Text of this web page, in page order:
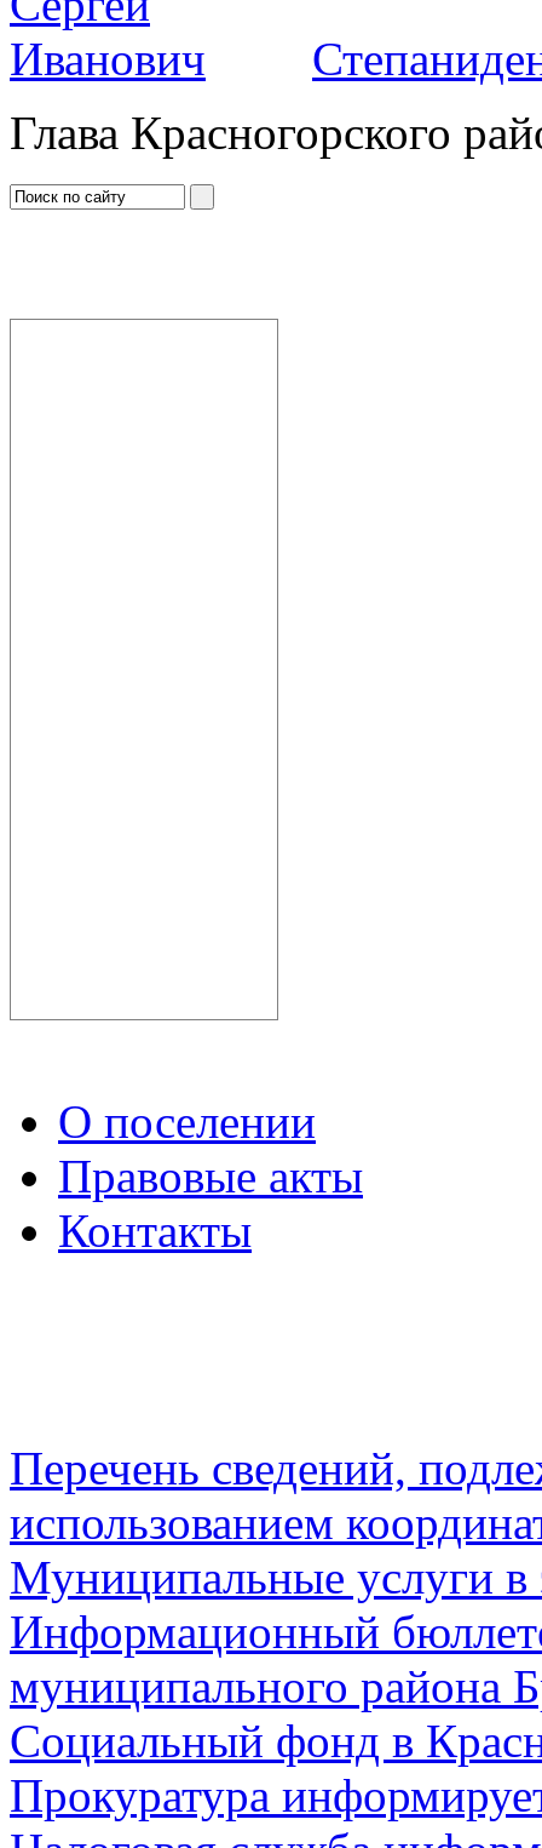
Глава Красногорского
О поселении
Правовые акты
Контакты
Перечень сведений,
использованием
Муниципальные услуги в
Информационный
муниципального района
Социальный фонд в
Прокуратура